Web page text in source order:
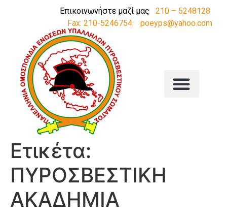
Επικοινωνήστε μαζί μας 210 – 5248128
Fax: 210-5246754
poeyps@yahoo.com
Ετικέτα:
ΠΥΡΟΣΒΕΣΤΙΚΗ
ΑΚΑΔΗΜΙΑ